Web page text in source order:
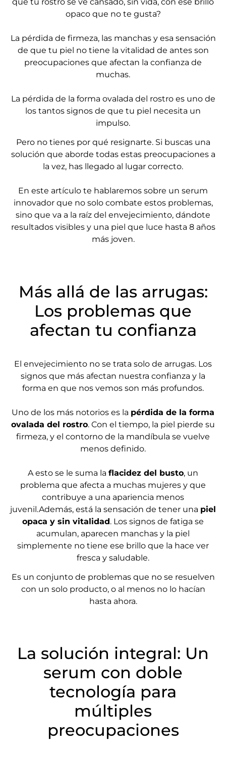
opaco que no te gusta?
La pérdida de firmeza, las manchas y esa sensación
de que tu piel no tiene la vitalidad de antes son
preocupaciones que afectan la confianza de
muchas.
La pérdida de la forma ovalada del rostro es uno de
los tantos signos de que tu piel necesita un
impulso.
Pero no tienes por qué resignarte. Si buscas una
solución que aborde todas estas preocupaciones a
la vez, has llegado al lugar correcto.
En este artículo te hablaremos sobre un serum
innovador que no solo combate estos problemas,
sino que va a la raíz del envejecimiento, dándote
resultados visibles y una piel que luce hasta 8 años
más joven.
Más allá de las arrugas:
Los problemas que
afectan tu confianza
El envejecimiento no se trata solo de arrugas. Los
signos que más afectan nuestra confianza y la
forma en que nos vemos son más profundos.
Uno de los más notorios es la pérdida de la forma
ovalada del rostro. Con el tiempo, la piel pierde su
firmeza, y el contorno de la mandíbula se vuelve
menos definido.
A esto se le suma la flacidez del busto, un
problema que afecta a muchas mujeres y que
contribuye a una apariencia menos
juvenil.Además, está la sensación de tener una piel
opaca y sin vitalidad. Los signos de fatiga se
acumulan, aparecen manchas y la piel
simplemente no tiene ese brillo que la hace ver
fresca y saludable.
Es un conjunto de problemas que no se resuelven
con un solo producto, o al menos no lo hacían
hasta ahora.
La solución integral: Un
serum con doble
tecnología para
múltiples
preocupaciones